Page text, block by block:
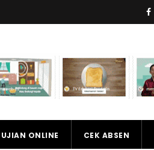
UJIAN ONLINE CEK ABSEN